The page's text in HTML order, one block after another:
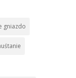
gniazdo